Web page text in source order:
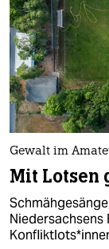
Gewalt im
Mit Lotsen